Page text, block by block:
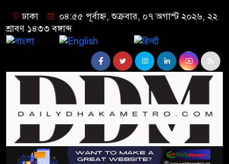
ঢাকা
০৪:৫৫ পূর্বাহ্ন, শুক্রবার, ০৭ অগাস্ট ২০২৬, ২২
শ্রাবণ ১৪৩৩ বঙ্গাব্দ